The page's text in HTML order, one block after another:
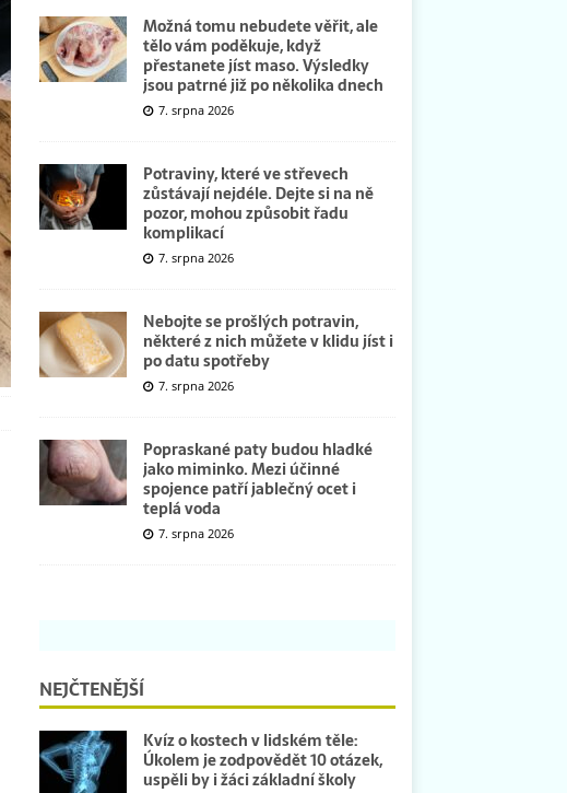
Možná tomu nebudete věřit, ale
tělo vám poděkuje, když
přestanete jíst maso. Výsledky
jsou patrné již po několika dnech
7. srpna 2026
Potraviny, které ve střevech
zůstávají nejdéle. Dejte si na ně
pozor, mohou způsobit řadu
komplikací
7. srpna 2026
Nebojte se prošlých potravin,
některé z nich můžete v klidu jíst i
po datu spotřeby
7. srpna 2026
Popraskané paty budou hladké
jako miminko. Mezi účinné
spojence patří jablečný ocet i
teplá voda
7. srpna 2026
NEJČTENĚJŠÍ
Kvíz o kostech v lidském těle:
Úkolem je zodpovědět 10 otázek,
uspěli by i žáci základní školy